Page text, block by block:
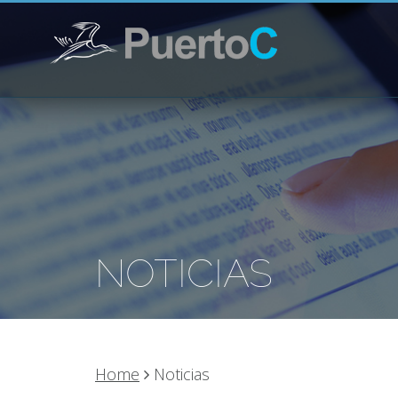
NOTICIAS
Home Noticias